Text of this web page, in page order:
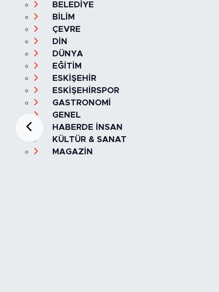
BELEDİYE
BİLİM
ÇEVRE
DİN
DÜNYA
EĞİTİM
ESKİŞEHİR
ESKİŞEHİRSPOR
GASTRONOMİ
GENEL
HABERDE İNSAN
KÜLTÜR & SANAT
MAGAZİN